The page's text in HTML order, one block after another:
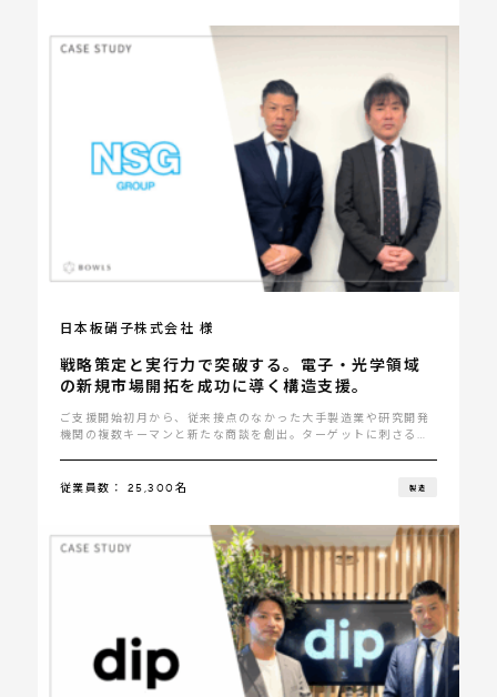
日本板硝子株式会社 様
戦略策定と実行力で突破する。電子・光学領域
の新規市場開拓を成功に導く構造支援。
ご支援開始初月から、従来接点のなかった大手製造業や研究開発
機関の複数キーマンと新たな商談を創出。ターゲットに刺さる訴
従業員数： 25,300名
製造